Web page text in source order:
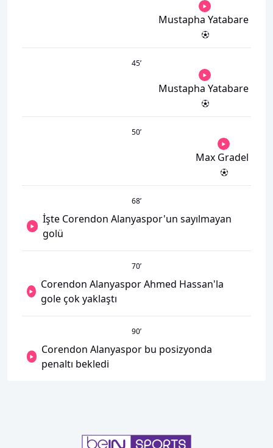
Mustapha Yatabare
45’
Mustapha Yatabare
50’
Max Gradel
68’
İşte Corendon Alanyaspor'un sayılmayan
golü
70’
Corendon Alanyaspor Ahmed Hassan'la
gole çok yaklaştı
90’
Corendon Alanyaspor bu posizyonda
penaltı bekledi